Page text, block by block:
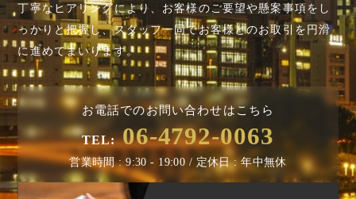
丁寧なヒアリングにより、お客様のご要望や懸案事項を し
っかりと把握し、スタッフ一同でお客様とのお取引を円滑
に進めてまいります。
お電話でのお問い合わせはこちら
TEL: 06-4792-0063
営業時間 : 9:30 - 19:00 / 定休日 : 年中無休